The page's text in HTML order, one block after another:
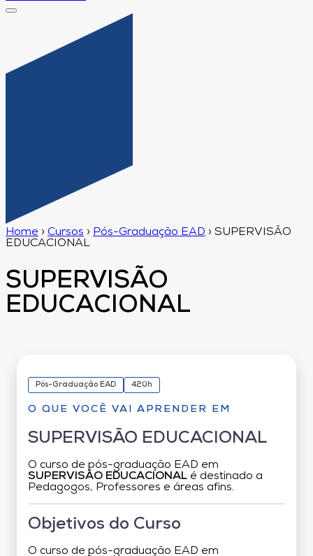
Home › Cursos › Pós-Graduação EAD › SUPERVISÃO
EDUCACIONAL
SUPERVISÃO
EDUCACIONAL
Pós-Graduação EAD 420h
O QUE VOCÊ VAI APRENDER EM
SUPERVISÃO EDUCACIONAL
O curso de pós-graduação EAD em
SUPERVISÃO EDUCACIONAL é destinado a
Pedagogos, Professores e áreas afins.
Objetivos do Curso
O curso de pós-graduação EAD em